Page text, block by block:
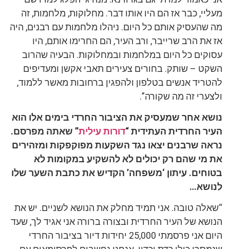
מעליי, כבר אז הם היו אותו דבר. מחלוקות, מלחמות, זה
מה שהעסיק אותם כל היום. ניהלו מלחמות עם רבנים, היה
אז את הרב שרייבר, ורב העיר, הם החרימו אותם, היו
עסוקים כל היום במלחמות ובמחלוקות. הבעיה שהרוב
השקט – שותק. בחורים צעירים תאבי אקשן ומעדיפים
להטריד אנשים בטלפון ולהפגין ברחובות מאשר ללמוד,
ולצערי זה מה שקורה”.
נושא אחר שמעסיק את הציבור החרדי בימים אלו הוא
העיר החרדית העתידית “דורות עילית” שאתה מפרסם.
נראה שרבנים יצאו נגד השקעות מפוקפקות ומזהירים
את מי שהם רק יכולים לא להשקיע במקומות לא
בטוחים. עיתון ‘משפחה’ הקדיש את כתבת השער שלו
לנושא…
“שאלה טובה. אני תמיד מחלק את הנושא לשניים. יש את
הנושא של העיר החרדית ובצורה ברורה אני אגיד לך, שעד
היום אני פרסמתי 25,000 יחידות דיור בציבור החרדי